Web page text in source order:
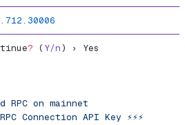
? (Y/n) › Yes
RPC on mainnet
RPC Connection API Key ⚡️⚡️⚡️